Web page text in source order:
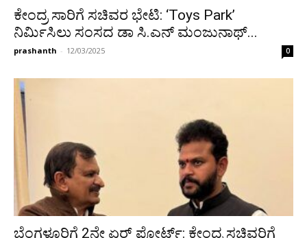
ಕೇಂದ್ರ ಸಾರಿಗೆ ಸಚಿವರ ಭೇಟಿ: ‘Toys Park’
ನಿರ್ಮಿಸಿಲು ಸಂಸದ ಡಾ ಸಿ.ಎನ್ ಮಂಜುನಾಥ್...
prashanth - 12/03/2025 0
ಬೆಂಗಳೂರಿಗೆ 2ನೇ ಏರ್ ಪೋರ್ಟ್: ಕೇಂದ್ರ ಸಚಿವರಿಗೆ